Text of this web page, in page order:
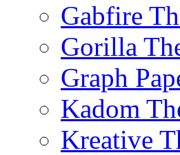
Gabfire
Gorilla
Graph
Kadom
Kreative